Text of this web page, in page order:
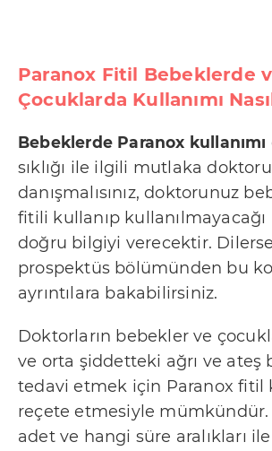
Paranox Fitil Bebeklerde
Çocuklarda Kullanımı
Bebeklerde Paranox kullanımı
sıklığı ile ilgili mutlaka
danışmalısınız, doktorunuz
fitili kullanıp kullanılmayacağı
doğru bilgiyi verecektir.
prospektüs bölümünden bu
ayrıntılara bakabilirsiniz.
Doktorların bebekler ve
ve orta şiddetteki ağrı ve ateş
tedavi etmek için Paranox fitil
reçete etmesiyle
adet ve hangi süre aralıkları